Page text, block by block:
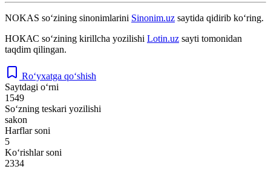
NOKAS so‘zining sinonimlarini Sinonim.uz saytida qidirib ko‘ring.
НОКАС so‘zining kirillcha yozilishi Lotin.uz sayti tomonidan
taqdim qilingan.
Ro‘yxatga qo‘shish
Saytdagi o‘rni
1549
So‘zning teskari yozilishi
sakon
Harflar soni
5
Ko‘rishlar soni
2334